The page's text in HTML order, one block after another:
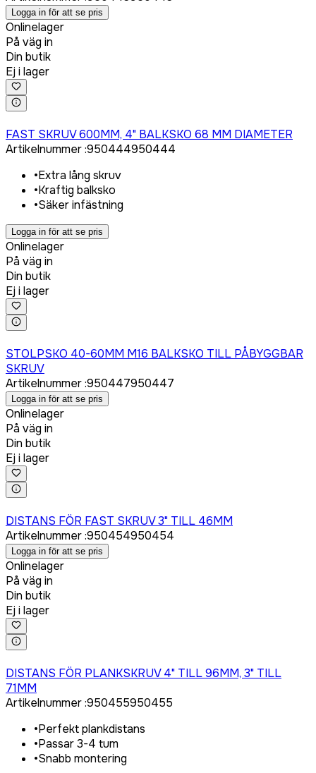
Logga in för att se pris
Onlinelager
På väg in
Din butik
Ej i lager
FAST SKRUV 600MM, 4" BALKSKO 68 MM DIAMETER
Artikelnummer:950444950444
•Extra lång skruv
•Kraftig balksko
•Säker infästning
Logga in för att se pris
Onlinelager
På väg in
Din butik
Ej i lager
STOLPSKO 40-60MM M16 BALKSKO TILL PÅBYGGBAR
SKRUV
Artikelnummer:950447950447
Logga in för att se pris
Onlinelager
På väg in
Din butik
Ej i lager
DISTANS FÖR FAST SKRUV 3" TILL 46MM
Artikelnummer:950454950454
Logga in för att se pris
Onlinelager
På väg in
Din butik
Ej i lager
DISTANS FÖR PLANKSKRUV 4" TILL 96MM, 3" TILL
71MM
Artikelnummer:950455950455
•Perfekt plankdistans
•Passar 3-4 tum
•Snabb montering